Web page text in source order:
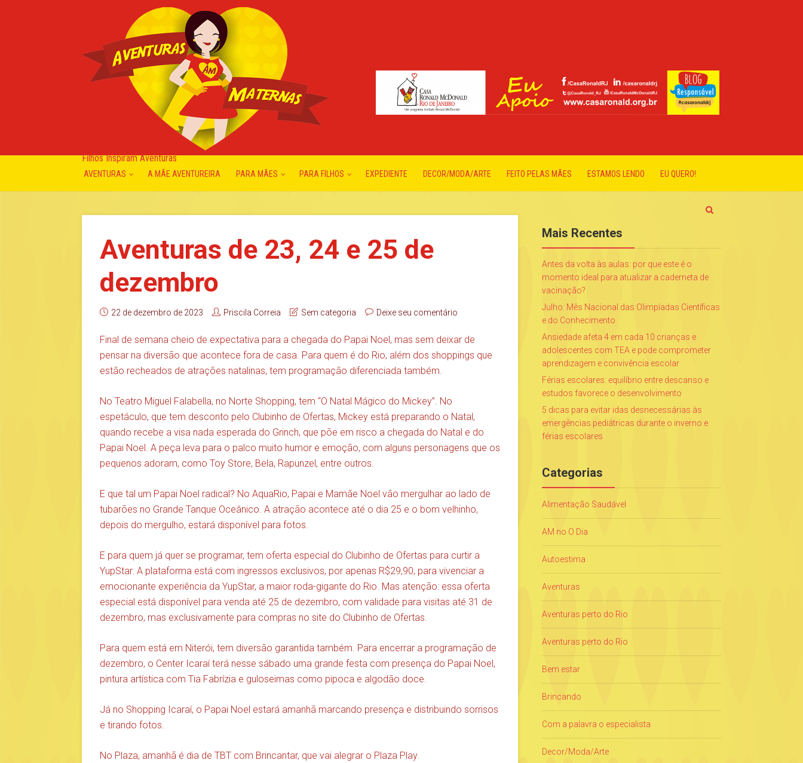
Filhos Inspiram Aventuras
AVENTURAS A MÃE AVENTUREIRA PARA MÃES PARA FILHOS EXPEDIENTE DECOR/MODA/ARTE FEITO PELAS MÃES ESTAMOS LENDO EU QUERO!
Aventuras de 23, 24 e 25 de
dezembro
22 de dezembro de 2023 Priscila Correia Sem categoria Deixe seu comentário
Final de semana cheio de expectativa para a chegada do Papai Noel, mas sem deixar de
pensar na diversão que acontece fora de casa. Para quem é do Rio, além dos shoppings que
estão recheados de atrações natalinas, tem programação diferenciada também.
No Teatro Miguel Falabella, no Norte Shopping, tem “O Natal Mágico do Mickey”. No
espetáculo, que tem desconto pelo Clubinho de Ofertas, Mickey está preparando o Natal,
quando recebe a visa nada esperada do Grinch, que põe em risco a chegada do Natal e do
Papai Noel. A peça leva para o palco muito humor e emoção, com alguns personagens que os
pequenos adoram, como Toy Store, Bela, Rapunzel, entre outros.
E que tal um Papai Noel radical? No AquaRio, Papai e Mamãe Noel vão mergulhar ao lado de
tubarões no Grande Tanque Oceânico. A atração acontece até o dia 25 e o bom velhinho,
depois do mergulho, estará disponível para fotos.
E para quem já quer se programar, tem oferta especial do Clubinho de Ofertas para curtir a
YupStar. A plataforma está com ingressos exclusivos, por apenas R$29,90, para vivenciar a
emocionante experiência da YupStar, a maior roda-gigante do Rio. Mas atenção: essa oferta
especial está disponível para venda até 25 de dezembro, com validade para visitas até 31 de
dezembro, mas exclusivamente para compras no site do Clubinho de Ofertas.
Para quem está em Niterói, tem diversão garantida também. Para encerrar a programação de
dezembro, o Center Icaraí terá nesse sábado uma grande festa com presença do Papai Noel,
pintura artística com Tia Fabrízia e guloseimas como pipoca e algodão doce.
Já no Shopping Icaraí, o Papai Noel estará amanhã marcando presença e distribuindo sorrisos
e tirando fotos.
No Plaza, amanhã é dia de TBT com Brincantar, que vai alegrar o Plaza Play.
Mais Recentes
Antes da volta às aulas: por que este é o
momento ideal para atualizar a caderneta de
vacinação?
Julho: Mês Nacional das Olimpíadas Científicas
e do Conhecimento
Ansiedade afeta 4 em cada 10 crianças e
adolescentes com TEA e pode comprometer
aprendizagem e convivência escolar
Férias escolares: equilíbrio entre descanso e
estudos favorece o desenvolvimento
5 dicas para evitar idas desnecessárias às
emergências pediátricas durante o inverno e
férias escolares
Categorias
Alimentação Saudável
AM no O Dia
Autoestima
Aventuras
Aventuras perto do Rio
Aventuras perto do Rio
Bem estar
Brincando
Com a palavra o especialista
Decor/Moda/Arte